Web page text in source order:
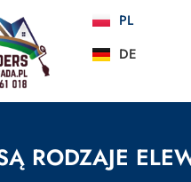
PL
DE
RODZAJE